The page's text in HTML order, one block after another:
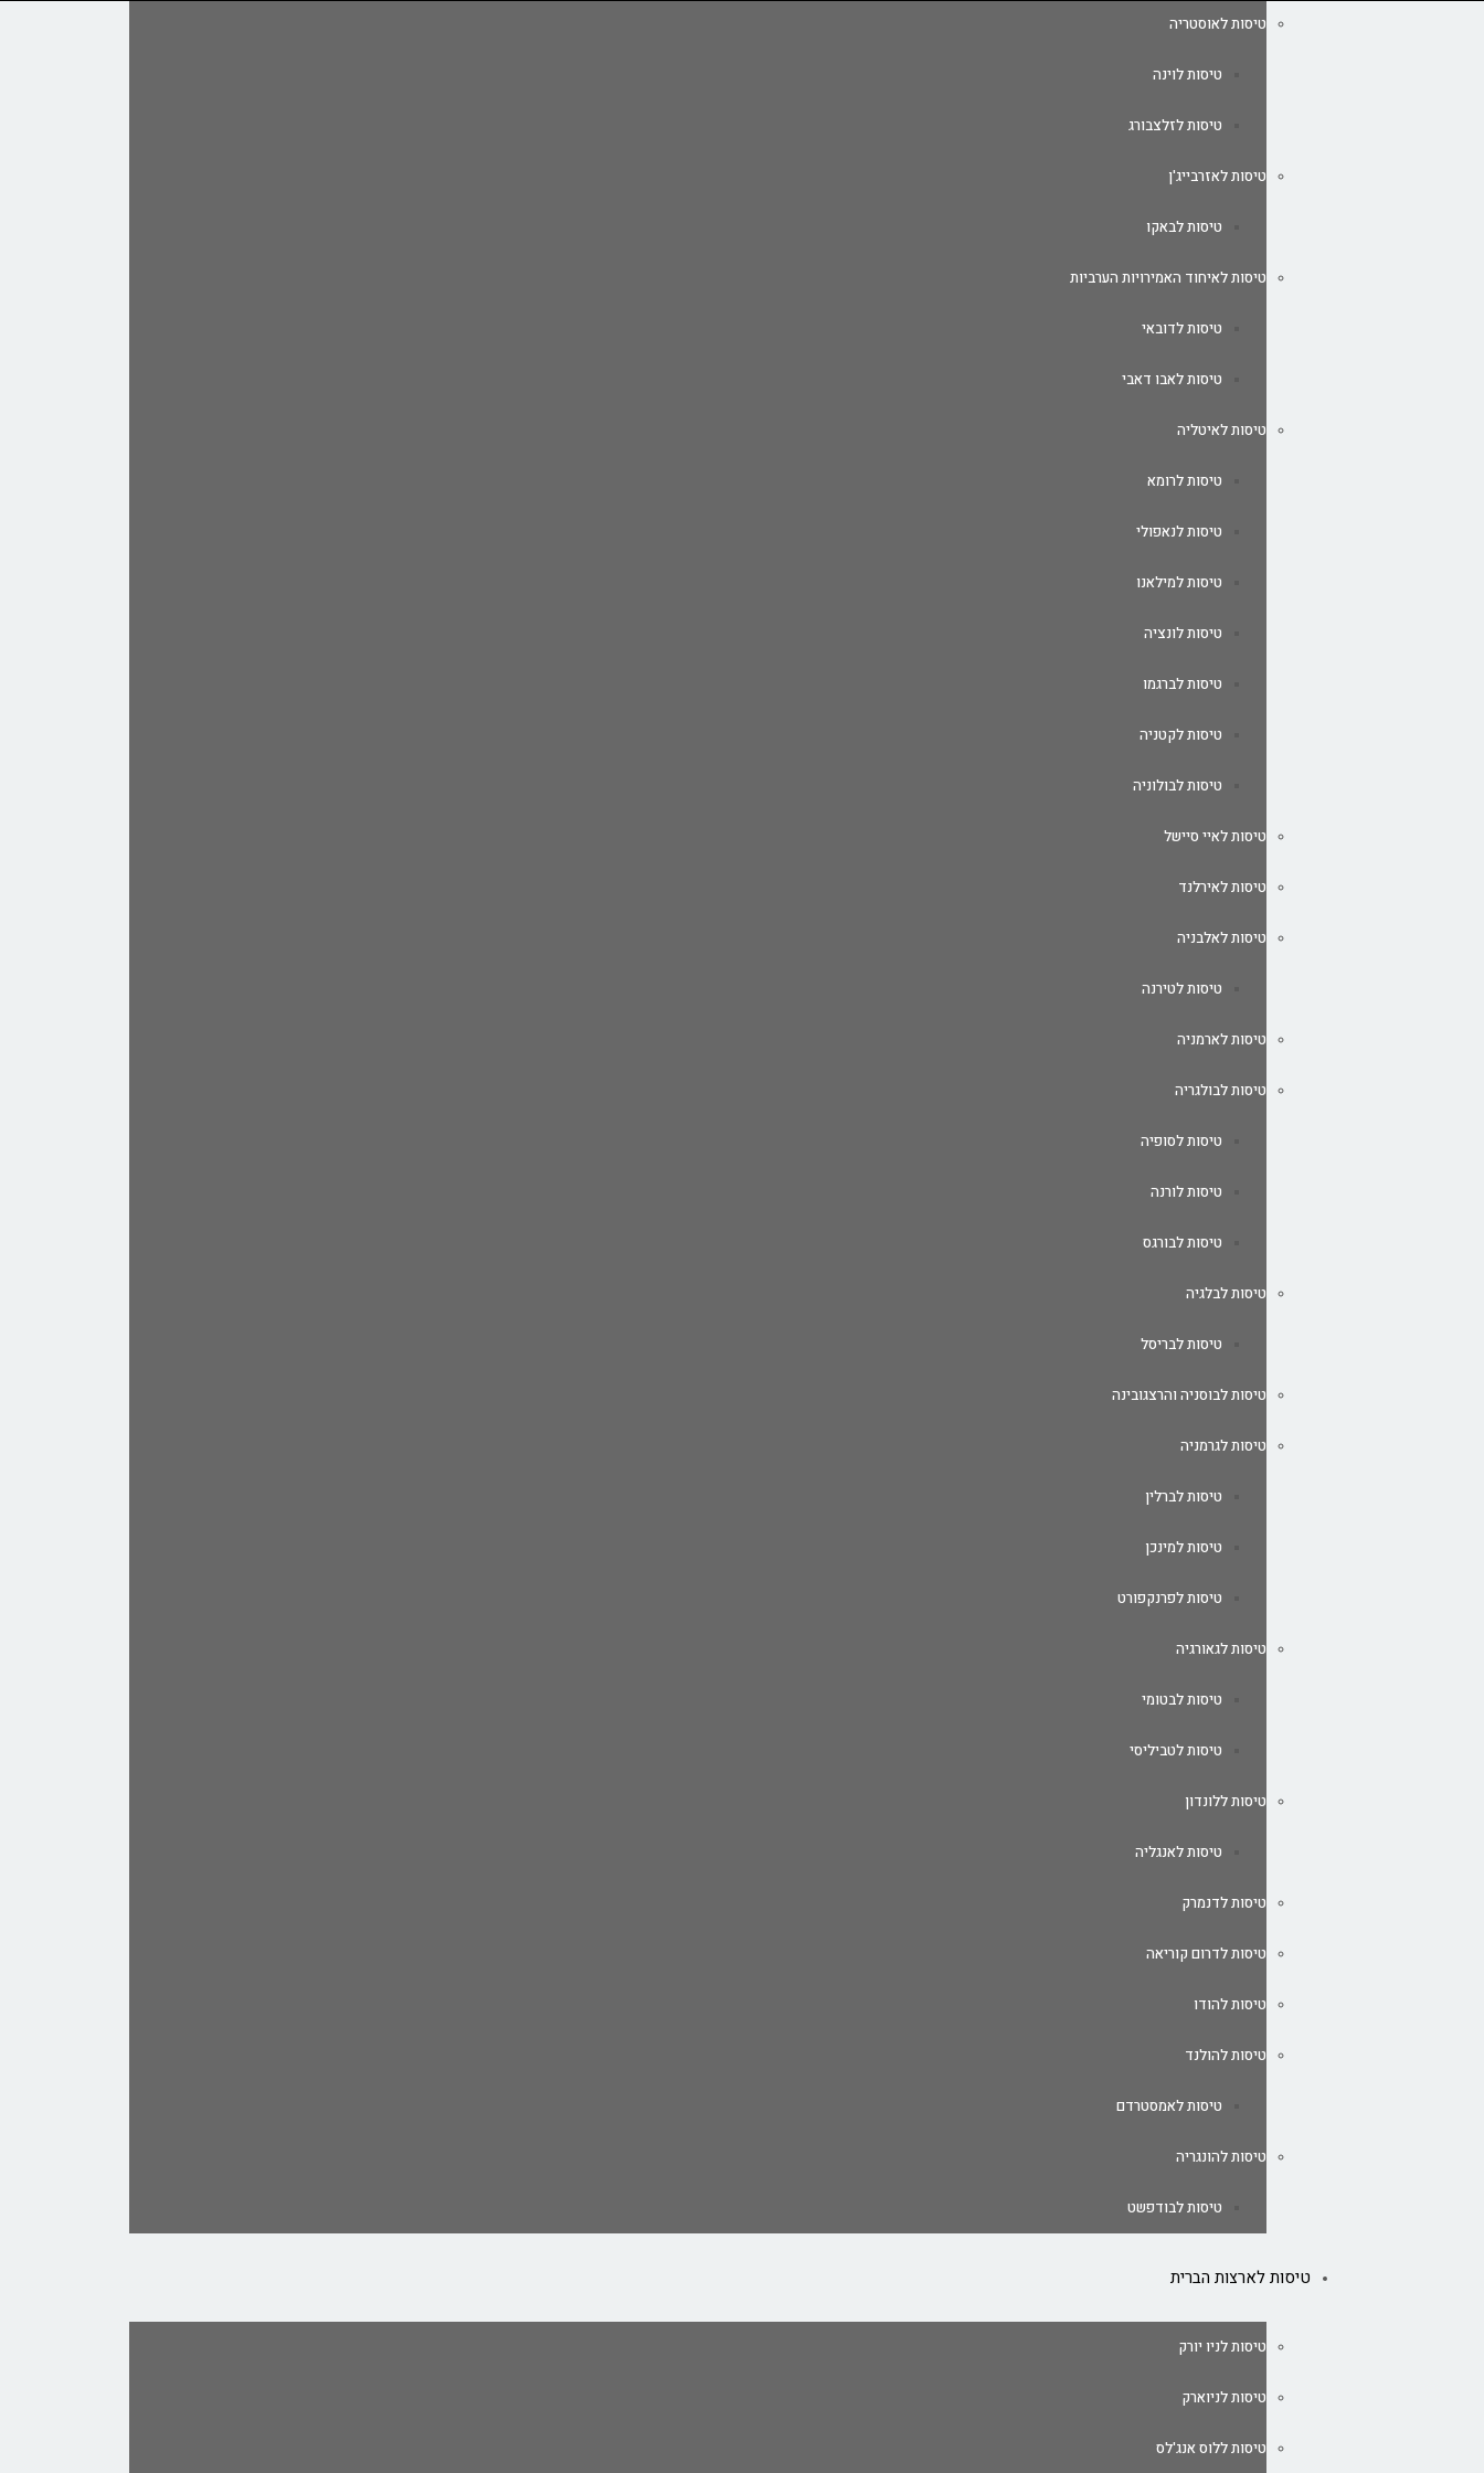
טיסות לאוסטריה
טיסות לוינה
טיסות לזלצבורג
טיסות לאזרבייג'ן
טיסות לבאקו
טיסות לאיחוד האמירויות הערביות
טיסות לדובאי
טיסות לאבו דאבי
טיסות לאיטליה
טיסות לרומא
טיסות לנאפולי
טיסות למילאנו
טיסות לונציה
טיסות לברגמו
טיסות לקטניה
טיסות לבולוניה
טיסות לאיי סיישל
טיסות לאירלנד
טיסות לאלבניה
טיסות לטירנה
טיסות לארמניה
טיסות לבולגריה
טיסות לסופיה
טיסות לורנה
טיסות לבורגס
טיסות לבלגיה
טיסות לבריסל
טיסות לבוסניה והרצגובינה
טיסות לגרמניה
טיסות לברלין
טיסות למינכן
טיסות לפרנקפורט
טיסות לגאורגיה
טיסות לבטומי
טיסות לטביליסי
טיסות ללונדון
טיסות לאנגליה
טיסות לדנמרק
טיסות לדרום קוריאה
טיסות להודו
טיסות להולנד
טיסות לאמסטרדם
טיסות להונגריה
טיסות לבודפשט
טיסות לארצות הברית
טיסות לניו יורק
טיסות לניוארק
טיסות ללוס אנג'לס